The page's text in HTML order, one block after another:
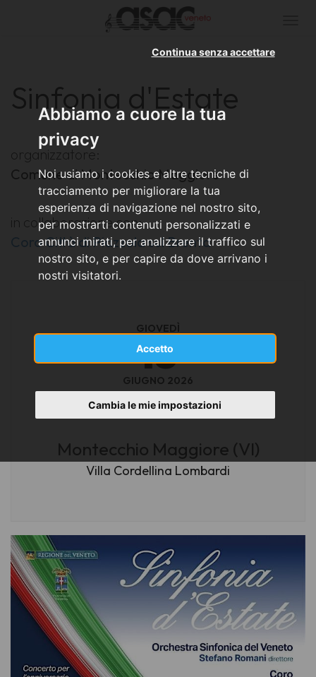
Abbiamo a cuore la tua
privacy
Noi usiamo i cookies e altre tecniche di
tracciamento per migliorare la tua
esperienza di navigazione nel nostro sito,
per mostrarti contenuti personalizzati e
annunci mirati, per analizzare il traffico sul
nostro sito, e per capire da dove arrivano i
nostri visitatori.
Accetto
Continua senza accettare
Cambia le mie impostazioni
Sinfonia d'Estate
organizzatore:
Comune di Montecchio Maggiore
in collaborazione con:
Coro Città di Piazzola sul Brenta
GIOVEDÌ
18
GIUGNO 2026
ore 21,00
Montecchio Maggiore (VI)
Villa Cordellina Lombardi